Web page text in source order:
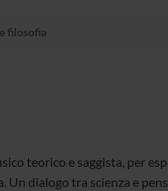
filosofia
teorico e saggista, per
Un dialogo tra scienza e